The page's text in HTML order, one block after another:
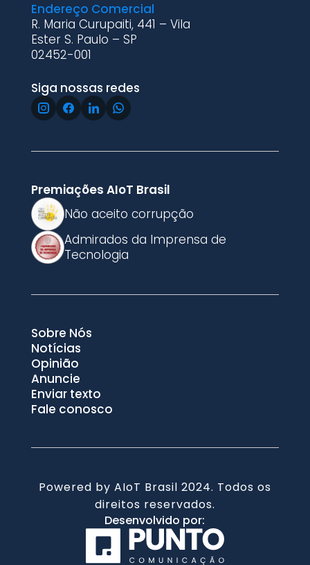
Endereço Comercial
R. Maria Curupaiti, 441 – Vila
Ester S. Paulo – SP
02452-001
Siga nossas redes
Premiações AIoT Brasil
Não aceito corrupção
Admirados da Imprensa de
Tecnologia
Sobre Nós
Notícias
Opinião
Anuncie
Enviar texto
Fale conosco
Powered by AIoT Brasil 2024. Todos os
direitos reservados.
Desenvolvido por: